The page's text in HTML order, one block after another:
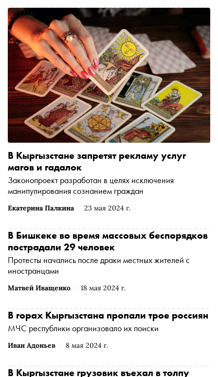
Екатерина Палкина 23 мая 2024 г.
В Кыргызстане запретят рекламу услуг
магов и гадалок
Законопроект разработан в целях исключения
манипулирования сознанием граждан
Матвей Иващенко 18 мая 2024 г.
В Бишкеке во время массовых беспорядков
пострадали 29 человек
Протесты начались после драки местных жителей с
иностранцами
Иван Адоньев 8 мая 2024 г.
В горах Кыргызстана пропали трое россиян
МЧС республики организовало их поиски
В Кыргызстане грузовик въехал в толпу